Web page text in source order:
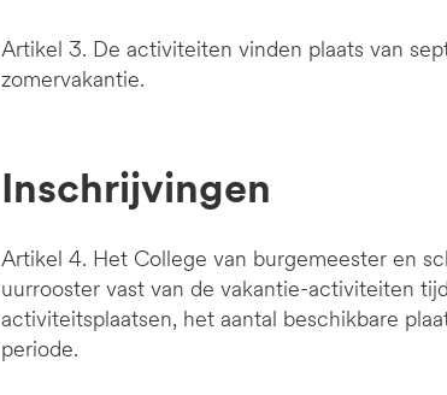
Artikel 3. De activiteiten vinden plaats van
zomervakantie.
Inschrijvingen
Artikel 4. Het College van burgemeester en
uurrooster vast van de vakantie-activiteiten
activiteitsplaatsen, het aantal beschikbare
periode.